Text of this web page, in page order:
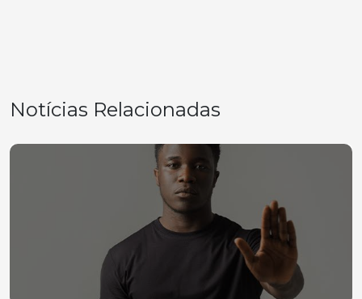
Notícias Relacionadas